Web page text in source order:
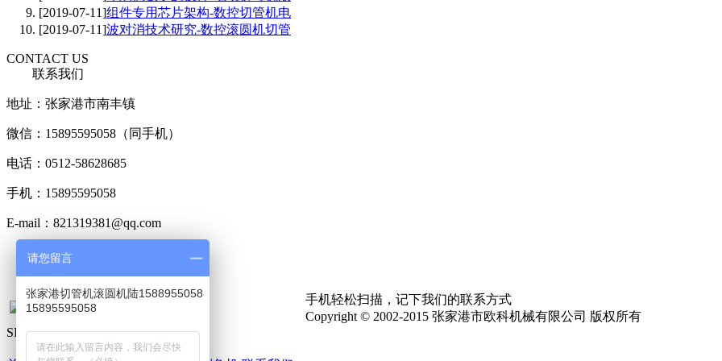
[2019-07-11]组件专用芯片架构-数控切管机电
[2019-07-11]波对消技术研究-数控滚圆机切管
CONTACT US
联系我们
地址：张家港市南丰镇
微信：15895595058（同手机）
电话：0512-58628685
手机：15895595058
E-mail：821319381@qq.com
版权申明：新闻，图片，行业知识或部分内容来自网络，版权归原创者或公司所有！产品图片参数等仅供参考,具体以实物为
手机轻松扫描，记下我们的联系方式
Copyright © 2002-2015 张家港市欧科机械有限公司 版权所有
SITE MAP
网站导航
请您留言
张家港切管机滚圆机陆1588955058
15895595058